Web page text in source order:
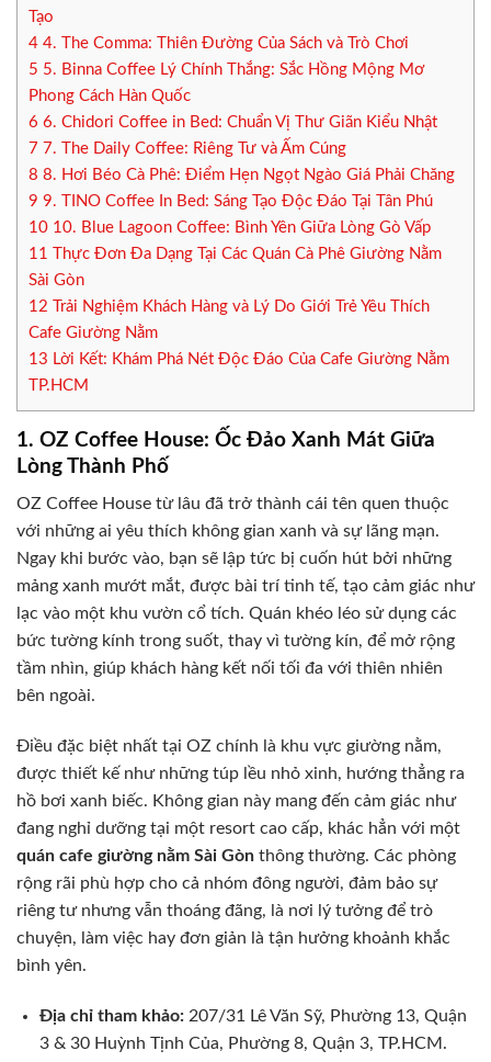
Tạo
4 4. The Comma: Thiên Đường Của Sách và Trò Chơi
5 5. Binna Coffee Lý Chính Thắng: Sắc Hồng Mộng Mơ
Phong Cách Hàn Quốc
6 6. Chidori Coffee in Bed: Chuẩn Vị Thư Giãn Kiểu Nhật
7 7. The Daily Coffee: Riêng Tư và Ấm Cúng
8 8. Hơi Béo Cà Phê: Điểm Hẹn Ngọt Ngào Giá Phải Chăng
9 9. TINO Coffee In Bed: Sáng Tạo Độc Đáo Tại Tân Phú
10 10. Blue Lagoon Coffee: Bình Yên Giữa Lòng Gò Vấp
11
Thực Đơn Đa Dạng Tại Các Quán Cà Phê Giường Nằm
Sài Gòn
12 Trải Nghiệm Khách Hàng và Lý Do Giới Trẻ Yêu Thích
Cafe Giường Nằm
13 Lời Kết: Khám Phá Nét Độc Đáo Của Cafe Giường Nằm
TP.HCM
1. OZ Coffee House: Ốc Đảo Xanh Mát Giữa
Lòng Thành Phố
OZ Coffee House từ lâu đã trở thành cái tên quen thuộc
với những ai yêu thích không gian xanh và sự lãng mạn.
Ngay khi bước vào, bạn sẽ lập tức bị cuốn hút bởi những
mảng xanh mướt mắt, được bài trí tinh tế, tạo cảm giác như
lạc vào một khu vườn cổ tích. Quán khéo léo sử dụng các
bức tường kính trong suốt, thay vì tường kín, để mở rộng
tầm nhìn, giúp khách hàng kết nối tối đa với thiên nhiên
bên ngoài.
Điều đặc biệt nhất tại OZ chính là khu vực giường nằm,
được thiết kế như những túp lều nhỏ xinh, hướng thẳng ra
hồ bơi xanh biếc. Không gian này mang đến cảm giác như
đang nghỉ dưỡng tại một resort cao cấp, khác hẳn với một
quán cafe giường nằm Sài Gòn thông thường. Các phòng
rộng rãi phù hợp cho cả nhóm đông người, đảm bảo sự
riêng tư nhưng vẫn thoáng đãng, là nơi lý tưởng để trò
chuyện, làm việc hay đơn giản là tận hưởng khoảnh khắc
bình yên.
Địa chỉ tham khảo:207/31 Lê Văn Sỹ, Phường 13, Quận
3 & 30 Huỳnh Tịnh Của, Phường 8, Quận 3, TP.HCM.